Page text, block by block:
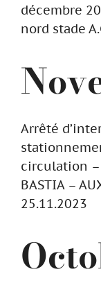
décembre
nord stade
Arrêté
circulation –
BASTIA –
25.11.2023